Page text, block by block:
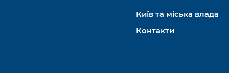
Київ та міська влада
Контакти